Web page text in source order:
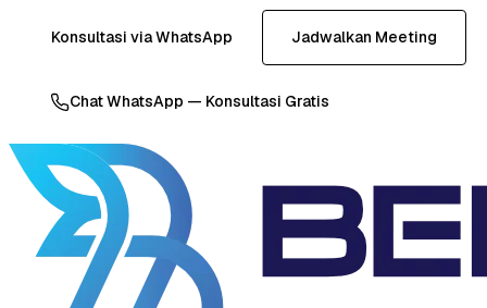
Konsultasi via WhatsApp Jadwalkan Meeting
Chat WhatsApp — Konsultasi Gratis